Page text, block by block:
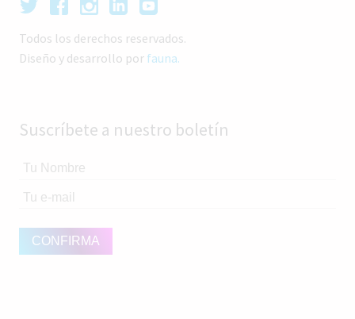
Todos los derechos reservados.
Diseño y desarrollo por fauna.
Suscríbete a nuestro boletín